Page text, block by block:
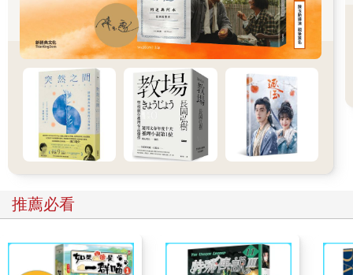
牛乳，而綿羊、山羊以及水牛則相反，牠們能轉換所有的胡蘿蔔
素，因此產出的牛乳和奶油非常營養，但卻呈白色。略帶綠色的
核黃素有時能在脫脂乳或水狀的透明乳清中找到，這些乳清是從
優酪乳的凝結蛋白質過濾出來的。
乳品風味
鮮乳的味道均衡而細緻，獨特的甜味來自乳糖，淡淡的鹹味則來
自礦物質，還帶有一點點酸。牛乳溫和而宜人的香味大部分得歸
功於短鏈脂肪酸（包括丁酸及癸酸），它讓高飽和的牛乳脂肪在
體溫下呈液態。由於脂肪酸體積相當小，可蒸散到空氣中，進入
肥皂味，不過微量的4~12 個碳的瘤胃脂肪酸、它們的衍生物，以
及名為「酯」的酸醇化合物，都會使牛乳帶有動物及水果的味
（4- 乙基辛酸、4- 甲基辛酸），牛乳中沒有這些脂肪酸。水牛乳
這種傳統莫扎瑞拉乳酪的原料，就含有一群獨特的脂肪酸，令人
推薦必看